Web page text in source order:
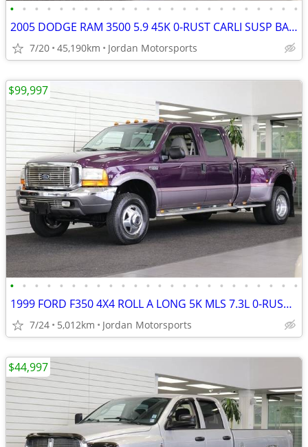
• • • • • • • • • • • • • • • • • • • • • • • •
2005 DODGE RAM 3500 5.9 45K 0-RUST CARLI SUSP BANKS PKG 2500 2006 2007
7/20 45,190km Jordan Motorsports
• • • • • • • • • • • • • • • • • • • • • • • •
1999 FORD F350 4X4 ROLL A LONG 5K MLS 7.3L 0-RUST F-350 2000 2001 2002
7/24 5,012km Jordan Motorsports
$99,997
$44,997